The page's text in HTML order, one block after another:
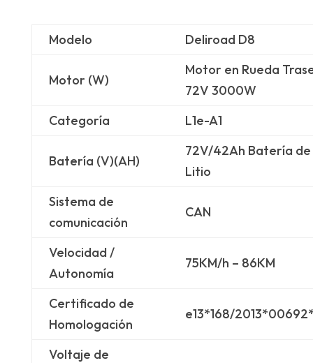
Modelo Deliroad D8
Motor (W)
Motor en Rueda
72V 3000W
Categoría
L1e-A1
Batería (V)(AH)
72V/42Ah Batería de
Litio
Sistema de
comunicación
CAN
Velocidad /
Autonomía
75KM/h – 86KM
Certificado de
Homologación
e13*168/
Voltaje de